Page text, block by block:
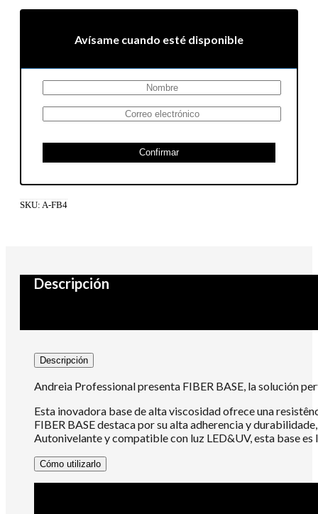
Avísame cuando esté disponible
Confirmar
SKU: A-FB4
Descripción
Descripción
Andreia Professional presenta FIBER BASE, la solución
Esta inovadora base de alta viscosidad ofrece una
FIBER BASE destaca por su alta adherencia y
Autonivelante y compatible con luz LED&UV, esta base
Cómo utilizarlo